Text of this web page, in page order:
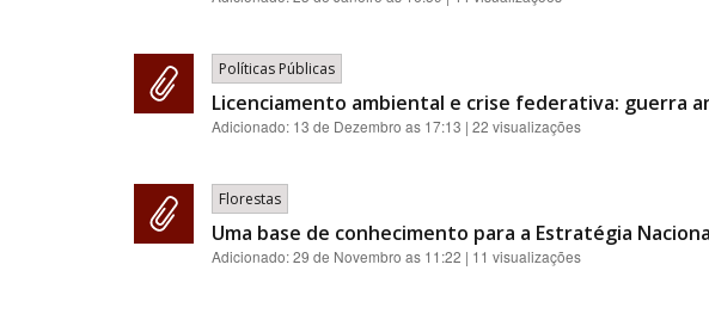
Políticas Públicas
Licenciamento ambiental e crise federativa: guerra
Adicionado: 13 de Dezembro as 17:13 | 22 visualizações
Florestas
Uma base de conhecimento para a Estratégia
Adicionado:29 de Novembro as 11:22 | 11 visualizações